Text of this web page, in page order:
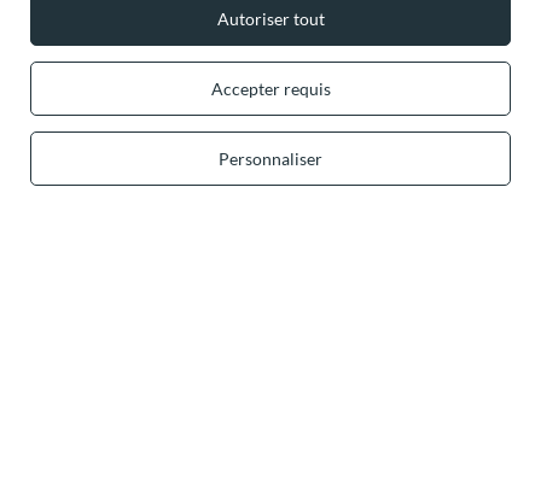
Vivisence,49 Hevea Road,DE13 0SHBurton-on-Trent
Dans le magasin, nous présentons les prix bruts (TVA comprise).
Accepter requis
Personnaliser
Autoriser tout